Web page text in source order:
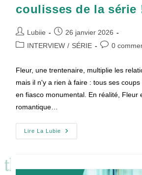
coulisses de la série
Auteur/autrice
de
Lubiie
Publication
publiée :
26 janvier 2026
PostINTERVIEW / SÉRIE
publication :
0
Fleur, une trentenaire, multiplie les
mais il n'y a rien à faire : tous ses
en fiasco monumental. En réalité, Fleur
romantique…
Lire La Lubie
[VIDEO]
FLEUR